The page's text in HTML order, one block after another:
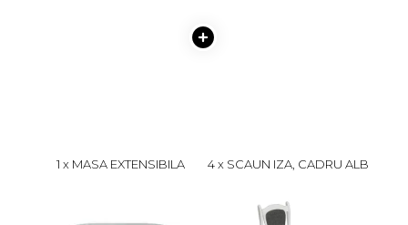
1 x MASA EXTENSIBILA
4 x SCAUN IZA, CADRU ALB
499 lei
399